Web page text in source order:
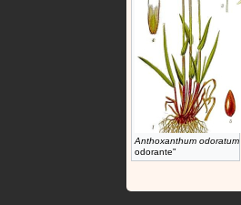
Anthoxanthum odoratum
odorante"